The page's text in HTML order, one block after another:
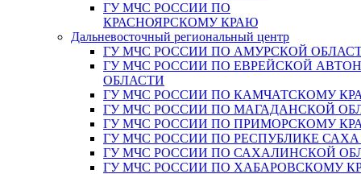
ГУ МЧС РОССИИ ПО
КРАСНОЯРСКОМУ КРАЮ
Дальневосточный региональный центр
ГУ МЧС РОССИИ ПО АМУРСКОЙ
ГУ МЧС РОССИИ ПО ЕВРЕЙСКОЙ
ОБЛАСТИ
ГУ МЧС РОССИИ ПО КАМЧАТСКОМУ
ГУ МЧС РОССИИ ПО МАГАДАНСКОЙ
ГУ МЧС РОССИИ ПО ПРИМОРСКОМУ
ГУ МЧС РОССИИ ПО РЕСПУБЛИКЕ
ГУ МЧС РОССИИ ПО САХАЛИНСКОЙ
ГУ МЧС РОССИИ ПО ХАБАРОВСКОМУ